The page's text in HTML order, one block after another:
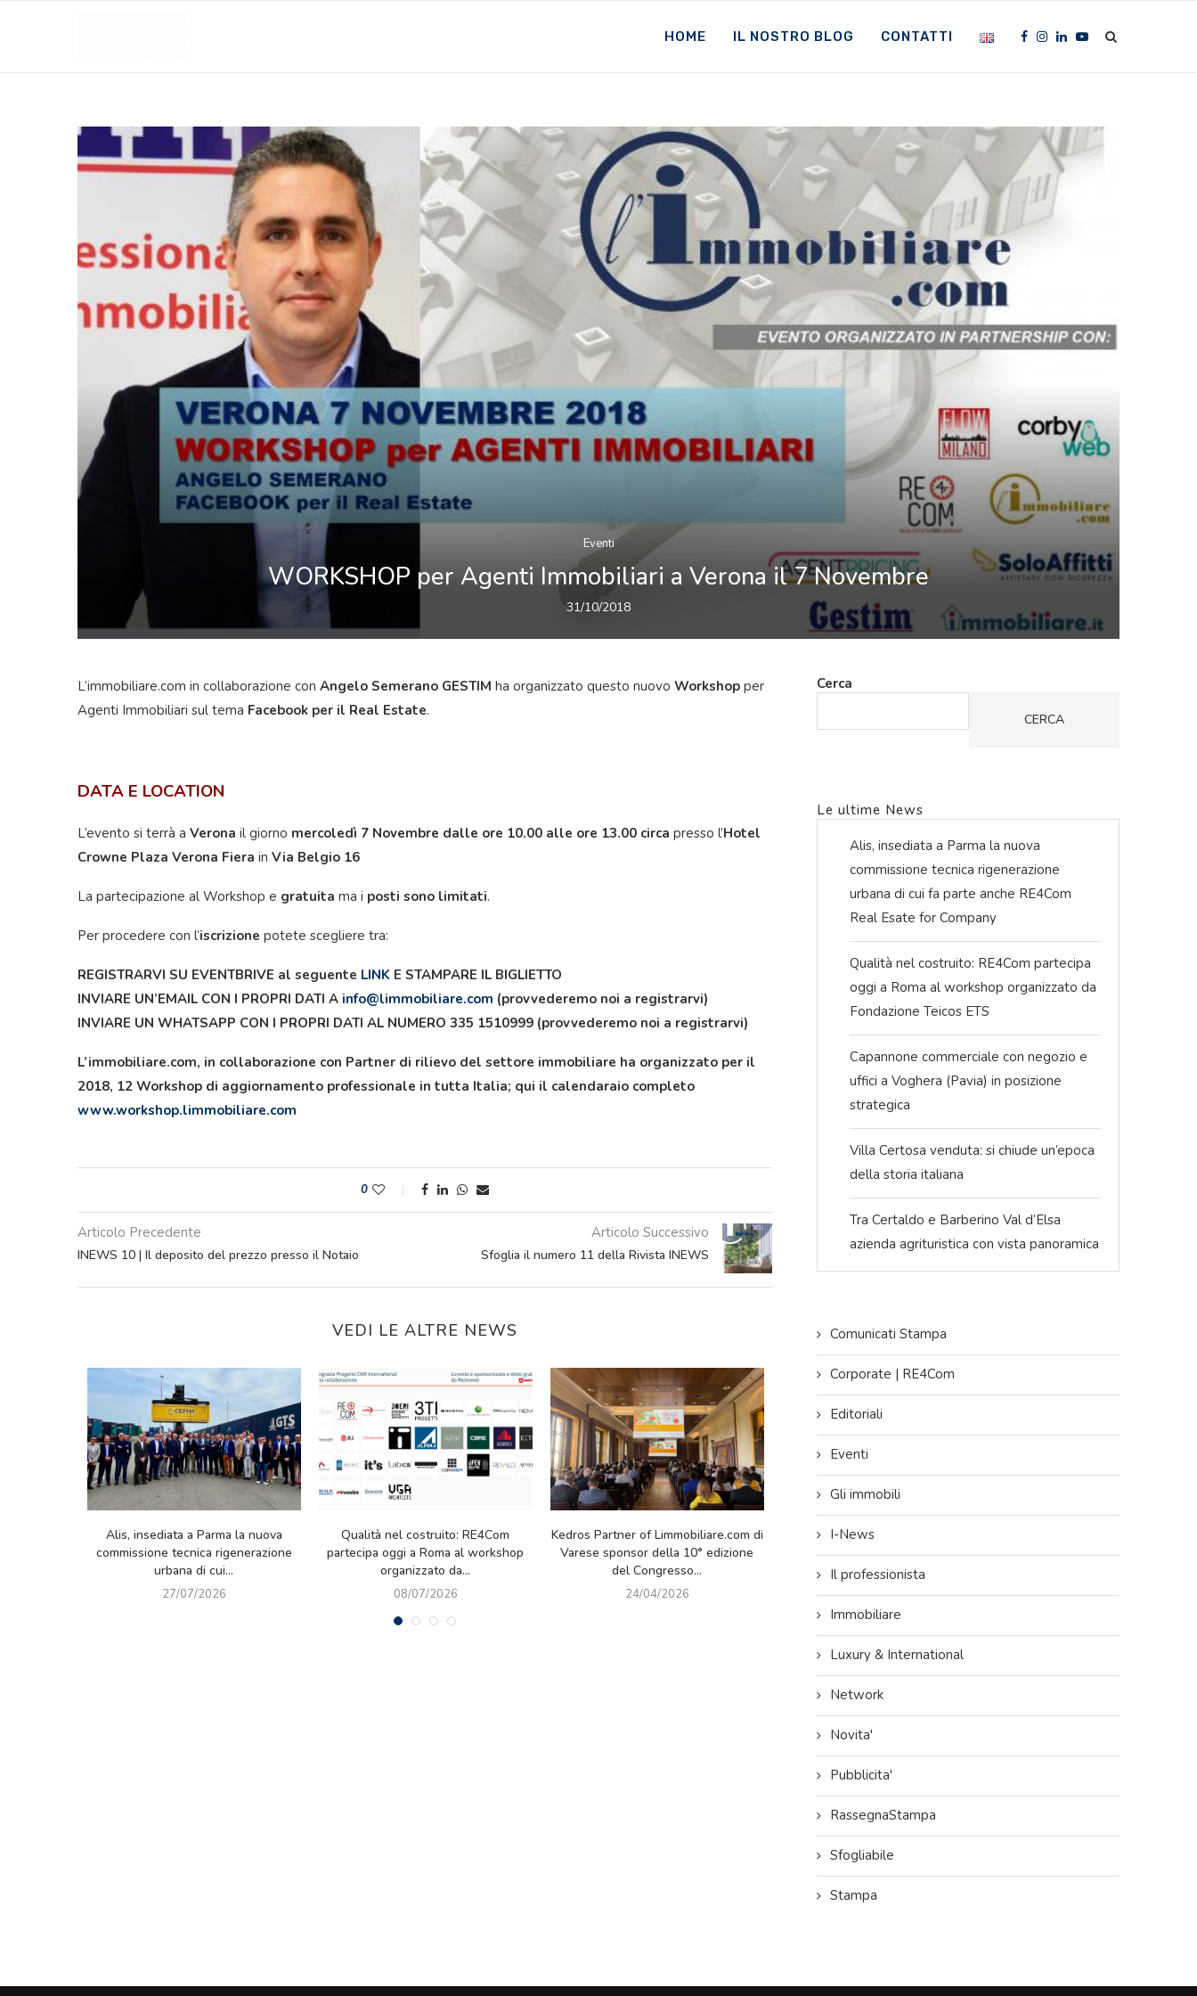
HOME IL NOSTRO BLOG CONTATTI
Eventi
WORKSHOP per Agenti Immobiliari a Verona il 7 Novembre
31/10/2018
L’immobiliare.com in collaborazione con Angelo Semerano GESTIM ha organizzato questo nuovo Workshop per
Agenti Immobiliari sul tema Facebook per il Real Estate.
DATA E LOCATION
L’evento si terrà a Verona il giorno mercoledì 7 Novembre dalle ore 10.00 alle ore 13.00 circa presso l’Hotel
Crowne Plaza Verona Fiera in Via Belgio 16
La partecipazione al Workshop e gratuita ma i posti sono limitati.
Per procedere con l’iscrizione potete scegliere tra:
REGISTRARVI SU EVENTBRIVE al seguente LINK E STAMPARE IL BIGLIETTO
INVIARE UN’EMAIL CON I PROPRI DATI A info@limmobiliare.com (provvederemo noi a registrarvi)
INVIARE UN WHATSAPP CON I PROPRI DATI AL NUMERO 335 1510999 (provvederemo noi a registrarvi)
L’immobiliare.com, in collaborazione con Partner di rilievo del settore immobiliare ha organizzato per il
2018, 12 Workshop di aggiornamento professionale in tutta Italia; qui il calendaraio completo
www.workshop.limmobiliare.com
0
Articolo Precedente
INEWS 10 | Il deposito del prezzo presso il Notaio
Articolo Successivo
Sfoglia il numero 11 della Rivista INEWS
VEDI LE ALTRE NEWS
Kedros Partner of Limmobiliare.com di
Varese sponsor della 10° edizione
del Congresso...
24/04/2026
I.LAB In-Formazione 2026: grande
partecipazione alla prima giornata di
Milano. Prossimo appuntamento...
06/03/2026
Milano-Cortina 2026: un successo
che lascia il segno (anche sul
mattone)
23/02/2026
I.LAB 2025: un anno di in-formazione,
visione e crescita condivisa
22/12/2025
LICOM DAY di Roma, l’appuntamento
09/12/2025
Cerca
CERCA
Le ultime News
Alis, insediata a Parma la nuova
commissione tecnica rigenerazione
urbana di cui fa parte anche RE4Com
Real Esate for Company
Qualità nel costruito: RE4Com partecipa
oggi a Roma al workshop organizzato da
Fondazione Teicos ETS
Capannone commerciale con negozio e
uffici a Voghera (Pavia) in posizione
strategica
Villa Certosa venduta: si chiude un’epoca
della storia italiana
Tra Certaldo e Barberino Val d’Elsa
azienda agrituristica con vista panoramica
Comunicati Stampa
Corporate | RE4Com
Editoriali
Eventi
Gli immobili
I-News
Il professionista
Immobiliare
Luxury & International
Network
Novita'
Pubblicita'
RassegnaStampa
Sfogliabile
Stampa